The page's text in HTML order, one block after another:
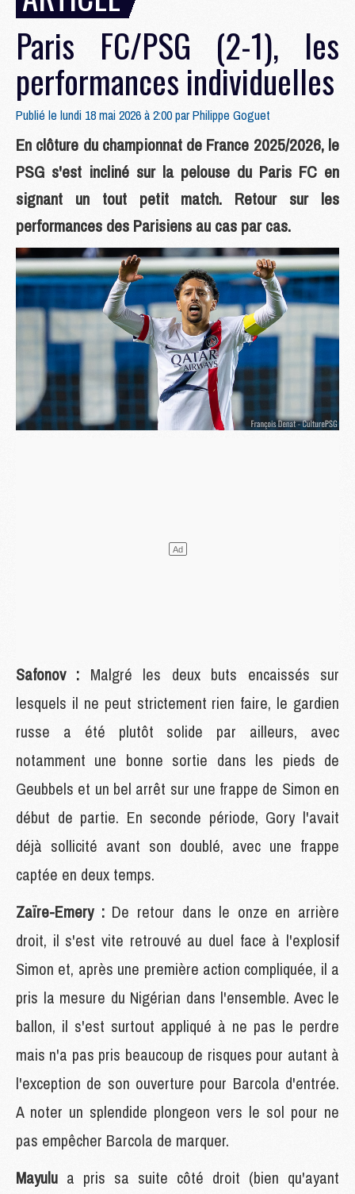
Paris FC/PSG (2-1), les
performances individuelles
Publié le lundi 18 mai 2026 à 2:00 parPhilippe Goguet
En clôture du championnat de France 2025/2026, le
PSG s'est incliné sur la pelouse du Paris FC en
signant un tout petit match. Retour sur les
performances des Parisiens au cas par cas.
Safonov : Malgré les deux buts encaissés sur
lesquels il ne peut strictement rien faire, le gardien
russe a été plutôt solide par ailleurs, avec
notamment une bonne sortie dans les pieds de
Geubbels et un bel arrêt sur une frappe de Simon en
début de partie. En seconde période, Gory l'avait
déjà sollicité avant son doublé, avec une frappe
captée en deux temps.
Zaïre-Emery : De retour dans le onze en arrière
droit, il s'est vite retrouvé au duel face à l'explosif
Simon et, après une première action compliquée, il a
pris la mesure du Nigérian dans l'ensemble. Avec le
ballon, il s'est surtout appliqué à ne pas le perdre
mais n'a pas pris beaucoup de risques pour autant à
l'exception de son ouverture pour Barcola d'entrée.
A noter un splendide plongeon vers le sol pour ne
pas empêcher Barcola de marquer.
Mayulu a pris sa suite côté droit (bien qu'ayant